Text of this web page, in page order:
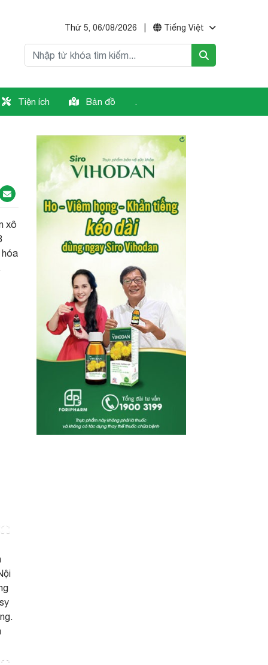
Thứ 5, 06/08/2026 Tiếng Việt
Tiện ích Bản đồ .
xô
hóa